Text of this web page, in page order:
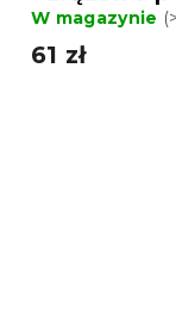
W magazynie
61 zł